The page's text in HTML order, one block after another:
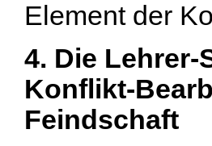
Element der
4. Die
Konflikt-
Feindschaft